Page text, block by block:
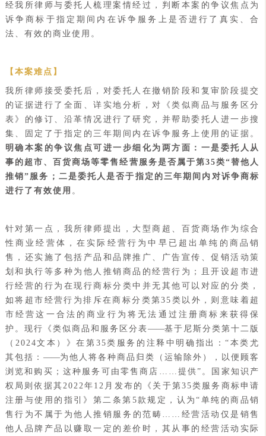
经我所律师与委托人梳理案情经过，判断本案的争议焦点为
诉争商标于指定期间内在诉争服务上是否进行了真实、合
法、有效的商业使用。
【本案难点】
我所律师接受委托后，对委托人在撤销阶段和复审阶段提交
的证据进行了全面、详实地分析，对《类似商品与服务区分
表》的修订、沿革情况进行了研究，并帮助委托人进一步搜
集、固定了于指定的三年期间内在诉争服务上使用的证据。
明确本案的争议焦点可进一步细化为两方面：一是委托人从
事的超市、百货商场等零售经营服务是否属于第35类“替他人
推销”服务；二是委托人是否于指定的三年期间内对诉争商标
进行了有效使用 。
针对第一点，我所律师提出，大型商超、百货商场作为综合
性商业经营体，在实际经营行为中早已超出单纯的商品销
售，还实施了包括产品和品牌推广、广告宣传、促销活动策
划和执行等多种为他人推销商品的经营行为；且开设超市进
行经营的行为在现行商标分类中并无其他可以对应的分类，
如将超市经营行为排斥在商标分类第35类以外，则意味着超
市经营这一合法的商业行为将无法通过注册商标来获得保
护。现行《类似商品和服务区分表——基于尼斯分类第十二版
（2024文本）》在第35类服务的注释中明确指出：“本类尤
其包括： ——为他人将各种商品归类（运输除外），以便顾客
浏览和购买；这种服务可由零售商店……提供”。国家知识产
权局则依据其2022年12月发布的《关于第35类服务商标申请
注册与使用的指引》第二条第5款规定，认为“单纯的商品销
售行为不属于为他人推销服务的范畴……经营活动仅是销售
他人品牌产品以赚取一定的差价时，其从事的经营活动实际